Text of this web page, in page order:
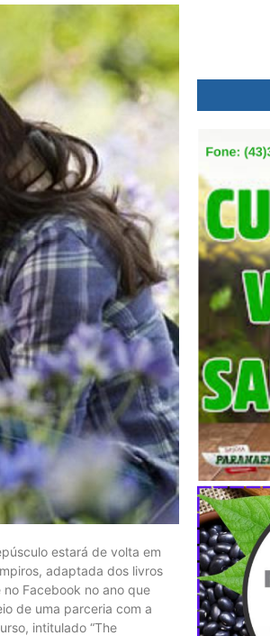
estará de volta em
adaptada dos livros
Facebook no ano que
de uma parceria com a
intitulado “The